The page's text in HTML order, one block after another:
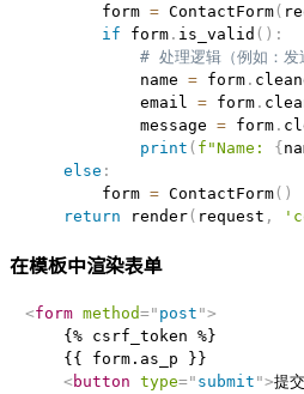
        form
= ContactForm(
if form. is_valid ( ) :
# 处理逻辑（例如：发
            name
= form.
            email
= form.
            message
= form.
print ( f"Name: {
else :
        form
= ContactForm( )
return render( request ,
在模板中渲染表单
<form method=" post ">
    {% csrf_token %}
    {{ form.as_p }}
<button type=" submit ">提交